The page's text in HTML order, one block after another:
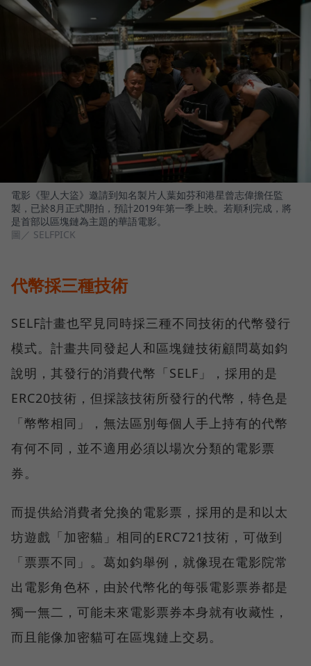
電影《聖人大盜》邀請到知名製片人葉如芬和港星曾志偉擔任監
製，已於8月正式開拍，預計2019年第一季上映。若順利完成，將
是首部以區塊鏈為主題的華語電影。
圖／ SELFPICK
代幣採三種技術
SELF計畫也罕見同時採三種不同技術的代幣發行
模式。計畫共同發起人和區塊鏈技術顧問葛如鈞
說明，其發行的消費代幣「SELF」，採用的是
ERC20技術，但採該技術所發行的代幣，特色是
「幣幣相同」，無法區別每個人手上持有的代幣
有何不同，並不適用必須以場次分類的電影票
券。
而提供給消費者兌換的電影票，採用的是和以太
坊遊戲「加密貓」相同的ERC721技術，可做到
「票票不同」。葛如鈞舉例，就像現在電影院常
出電影角色杯，由於代幣化的每張電影票券都是
獨一無二，可能未來電影票券本身就有收藏性，
而且能像加密貓可在區塊鏈上交易。